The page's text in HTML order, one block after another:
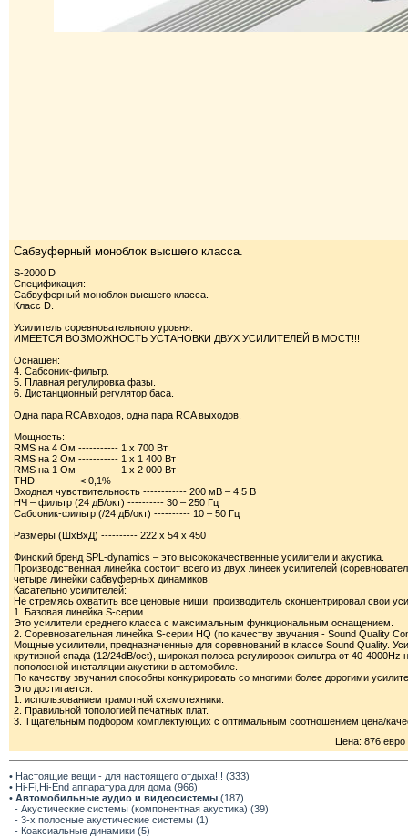
Сабвуферный моноблок высшего класса.
S-2000 D
Спецификация:
Сабвуферный моноблок высшего класса.
Класс D.
Усилитель соревновательного уровня.
ИМЕЕТСЯ ВОЗМОЖНОСТЬ УСТАНОВКИ ДВУХ УСИЛИТЕЛЕЙ В МОСТ!!!
Оснащён:
4. Сабсоник-фильтр.
5. Плавная регулировка фазы.
6. Дистанционный регулятор баса.
Одна пара RCA входов, одна пара RCA выходов.
Мощность:
RMS на 4 Ом ----------- 1 х 700 Вт
RMS на 2 Ом ----------- 1 х 1 400 Вт
RMS на 1 Ом ----------- 1 х 2 000 Вт
THD ----------- < 0,1%
Входная чувствительность ------------ 200 мВ – 4,5 В
НЧ – фильтр (24 дБ/окт) ---------- 30 – 250 Гц
Сабсоник-фильтр (/24 дБ/окт) ---------- 10 – 50 Гц
Размеры (ШхВхД) ---------- 222 х 54 х 450
Финский бренд SPL-dynamics – это высококачественные усилители и акустика.
Производственная линейка состоит всего из двух линеек усилителей
четыре линейки сабвуферных динамиков.
Касательно усилителей:
Не стремясь охватить все ценовые ниши, производитель сконцентрировал свои
1. Базовая линейка S-серии.
Это усилители среднего класса с максимальным функциональным оснащением.
2. Соревновательная линейка S-серии HQ (по качеству звучания - Sound Quality
Мощные усилители, предназначенные для соревнований в классе Sound Quality.
крутизной спада (12/24dB/oct), широкая полоса регулировок фильтра от 40-
пополосной инсталяции акустики в автомобиле.
По качеству звучания способны конкурировать со многими более дорогими
Это достигается:
1. использованием грамотной схемотехники.
2. Правильной топологией печатных плат.
3. Тщательным подбором комплектующих с оптимальным соотношением цена/
Цена: 876 евро
• Настоящие вещи - для настоящего отдыха!!! (333)
• Hi-Fi,Hi-End аппаратура для дома (966)
• Автомобильные аудио и видеосистемы (187)
- Акустические системы (компонентная акустика) (39)
- 3-х полосные акустические системы (1)
- Коаксиальные динамики (5)